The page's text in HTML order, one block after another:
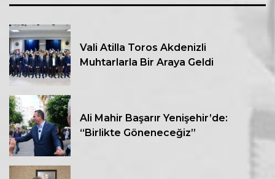
Vali Atilla Toros Akdenizli
Muhtarlarla Bir Araya Geldi
Ali Mahir Başarır Yenişehir’de:
“Birlikte Göneneceğiz”